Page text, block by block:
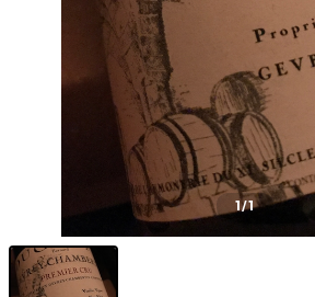
1/1